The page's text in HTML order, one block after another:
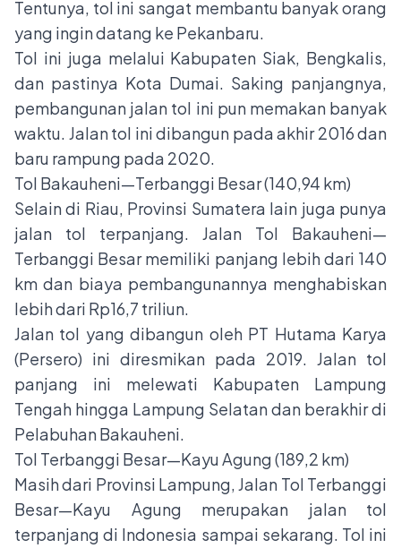
Tentunya, tol ini sangat membantu banyak orang
yang ingin datang ke Pekanbaru.
Tol ini juga melalui Kabupaten Siak, Bengkalis,
dan pastinya Kota Dumai. Saking panjangnya,
pembangunan jalan tol ini pun memakan banyak
waktu. Jalan tol ini dibangun pada akhir 2016 dan
baru rampung pada 2020.
Tol Bakauheni—Terbanggi Besar (140,94 km)
Selain di Riau, Provinsi Sumatera lain juga punya
jalan tol terpanjang. Jalan Tol Bakauheni—
Terbanggi Besar memiliki panjang lebih dari 140
km dan biaya pembangunannya menghabiskan
lebih dari Rp16,7 triliun.
Jalan tol yang dibangun oleh PT Hutama Karya
(Persero) ini diresmikan pada 2019. Jalan tol
panjang ini melewati Kabupaten Lampung
Tengah hingga Lampung Selatan dan berakhir di
Pelabuhan Bakauheni.
Tol Terbanggi Besar—Kayu Agung (189,2 km)
Masih dari Provinsi Lampung, Jalan Tol Terbanggi
Besar—Kayu Agung merupakan jalan tol
terpanjang di Indonesia sampai sekarang. Tol ini